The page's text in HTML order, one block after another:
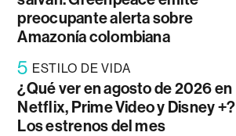
preocupante alerta sobre
Amazonía colombiana
5 ESTILO DE VIDA
¿Qué ver en agosto de 2026 en
Netflix, Prime Video y Disney +?
Los estrenos del mes